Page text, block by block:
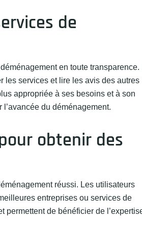
de
en toute transparence. Il
les services et lire les avis des autres
appropriée à ses besoins et à son
du déménagement.
obtenir des
réussi. Les utilisateurs
entreprises ou services de
permettent de bénéficier de